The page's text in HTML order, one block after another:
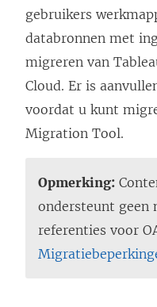
gebruikers
databronnen met
migreren van
Cloud. Er is
voordat u kunt
Migration Tool.
Opmerking:
ondersteunt geen
referenties voor